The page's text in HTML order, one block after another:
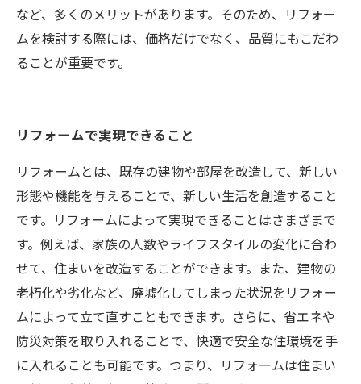
など、多くのメリットがあります。そのため、リフォー
ムを検討する際には、価格だけでなく、品質にもこだわ
ることが重要です。
リフォームで実現できること
リフォームとは、既存の建物や部屋を改造して、新しい
形態や機能を与えることで、新しい生活を創造すること
です。リフォームによって実現できることはさまざまで
す。例えば、家族の人数やライフスタイルの変化に合わ
せて、住まいを改造することができます。また、建物の
老朽化や劣化など、廃墟化してしまった状況をリフォー
ムによって立て直すこともできます。さらに、省エネや
防災対策を取り入れることで、快適で安全な住環境を手
に入れることも可能です。つまり、リフォームは住まい